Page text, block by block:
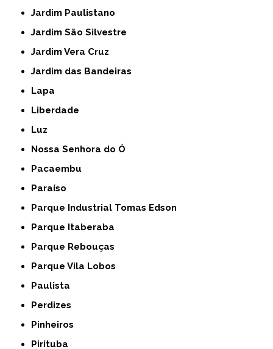
Jardim Paulistano
Jardim São Silvestre
Jardim Vera Cruz
Jardim das Bandeiras
Lapa
Liberdade
Luz
Nossa Senhora do Ó
Pacaembu
Paraíso
Parque Industrial Tomas Edson
Parque Itaberaba
Parque Rebouças
Parque Vila Lobos
Paulista
Perdizes
Pinheiros
Pirituba